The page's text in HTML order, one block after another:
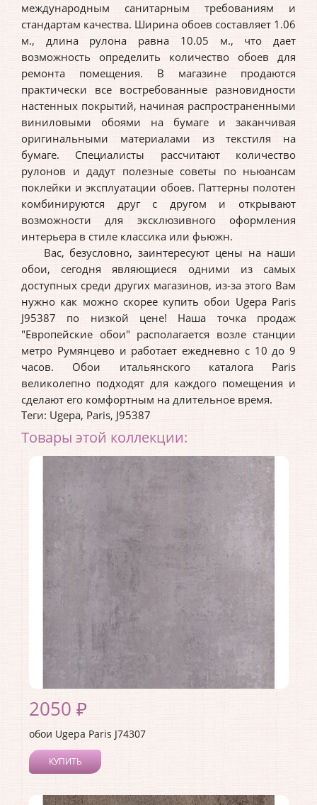
международным санитарным требованиям и
стандартам качества. Ширина обоев составляет 1.06
м., длина рулона равна 10.05 м., что дает
возможность определить количество обоев для
ремонта помещения. В магазине продаются
практически все востребованные разновидности
настенных покрытий, начиная распространенными
виниловыми обоями на бумаге и заканчивая
оригинальными материалами из текстиля на
бумаге. Специалисты рассчитают количество
рулонов и дадут полезные советы по ньюансам
поклейки и эксплуатации обоев. Паттерны полотен
комбинируются друг с другом и открывают
возможности для эксклюзивного оформления
интерьера в стиле классика или фьюжн.
Вас, безусловно, заинтересуют цены на наши
обои, сегодня являющиеся одними из самых
доступных среди других магазинов, из-за этого Вам
нужно как можно скорее купить обои Ugepa Paris
J95387 по низкой цене! Наша точка продаж
"Европейские обои" располагается возле станции
метро Румянцево и работает ежедневно с 10 до 9
часов. Обои итальянского каталога Paris
великолепно подходят для каждого помещения и
сделают его комфортным на длительное время.
Теги: Ugepa, Paris, J95387
Товары этой коллекции:
2050 ₽
обои Ugepa Paris J74307
КУПИТЬ
Коллекция:Paris